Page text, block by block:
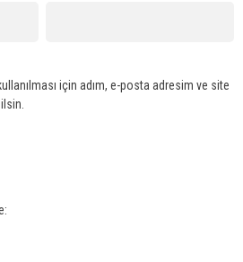
için adım, e-posta adresim ve site